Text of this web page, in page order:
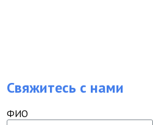
Свяжитесь с нами
ФИО